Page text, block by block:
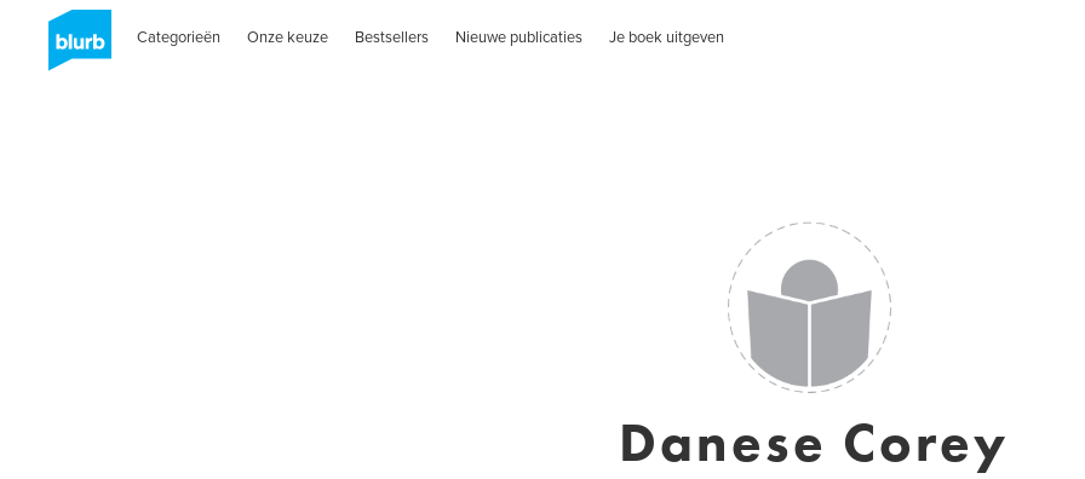
Categorieën Onze keuze Bestsellers Nieuwe publicaties Je boek uitgeven
Danese Corey